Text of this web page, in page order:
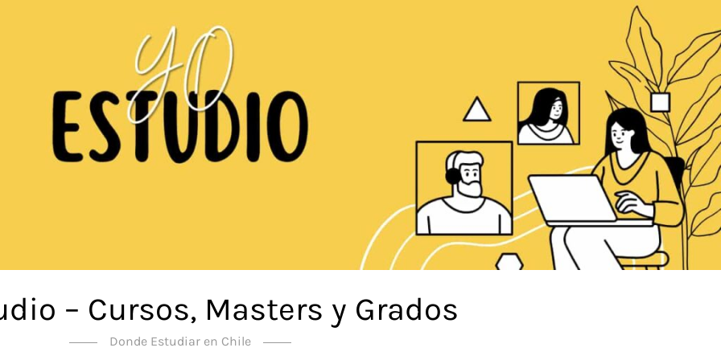
– Cursos, Masters y Grados
Donde Estudiar en Chile